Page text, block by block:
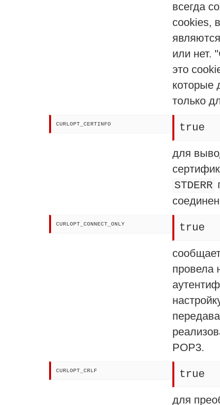
всегда
cookies,
или нет.
это
которые
только
CURLOPT_CERTINFO true
для
STDERR
CURLOPT_CONNECT_ONLY true
провела
POP3.
CURLOPT_CRLF true
для